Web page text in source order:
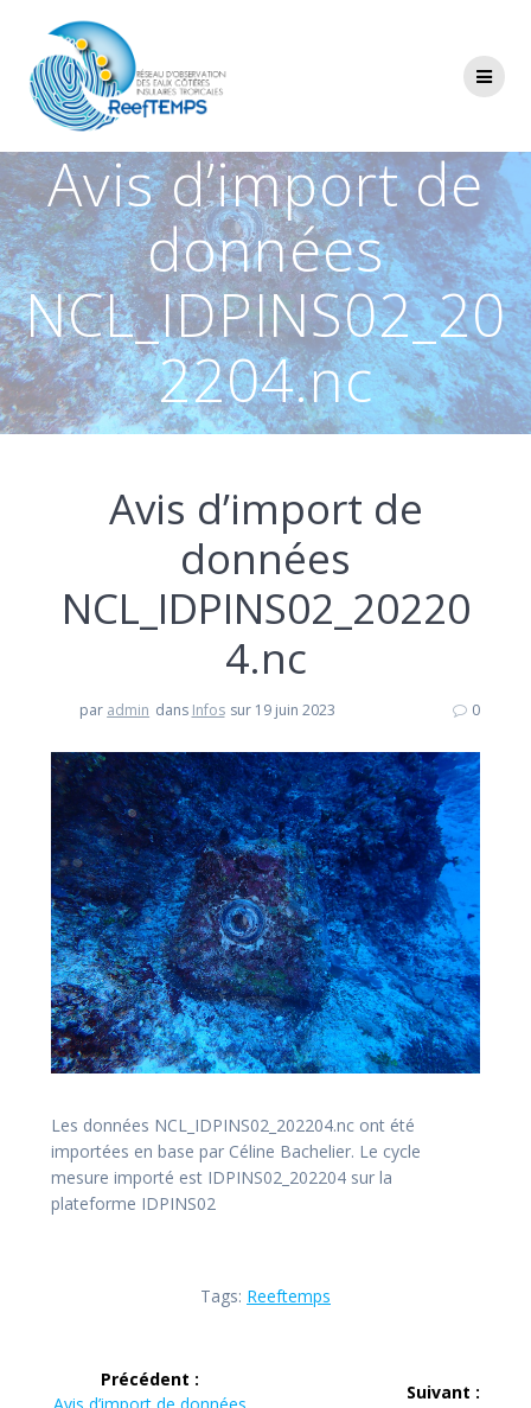
Avis d’import de
données
NCL_IDPINS02_20
2204.nc
Avis d’import de
données
NCL_IDPINS02_20220
4.nc
par admin dans Infos sur 19 juin 2023 0
Les données NCL_IDPINS02_202204.nc ont été
importées en base par Céline Bachelier. Le cycle
mesure importé est IDPINS02_202204 sur la
plateforme IDPINS02
Tags: Reeftemps
Navigation
Précédent :
Article
Suivant :